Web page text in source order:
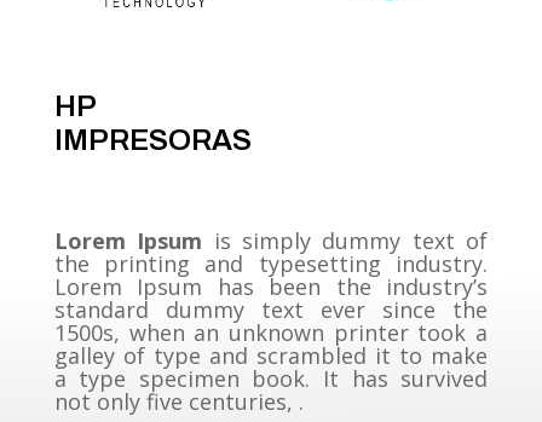
HP
IMPRESORAS
Lorem Ipsum is simply dummy text of
the printing and typesetting industry.
Lorem Ipsum has been the industry’s
standard dummy text ever since the
1500s, when an unknown printer took a
galley of type and scrambled it to make
a type specimen book. It has survived
not only five centuries, .